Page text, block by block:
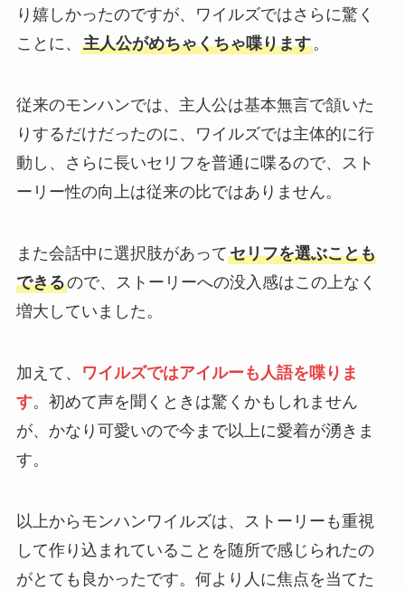
り嬉しかったのですが、ワイルズではさらに驚く
ことに、 主人公がめちゃくちゃ喋ります。
従来のモンハンでは、主人公は基本無言で頷いた
りするだけだったのに、ワイルズでは主体的に行
動し、さらに長いセリフを普通に喋るので、スト
ーリー性の向上は従来の比ではありません。
また会話中に選択肢があってセリフを選ぶことも
できるので、ストーリーへの没入感はこの上なく
増大していました。
加えて、
ワイルズではアイルーも人語を喋りま
す。初めて声を聞くときは驚くかもしれません
が、かなり可愛いので今まで以上に愛着が湧きま
す。
以上からモンハンワイルズは、ストーリーも重視
して作り込まれていることを随所で感じられたの
がとても良かったです。何より人に焦点を当てた